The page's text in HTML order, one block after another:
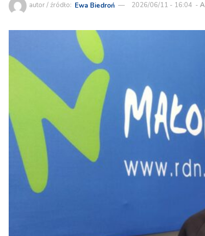
autor / źródło: Ewa Biedroń 2026/06/11 - 16:04 -